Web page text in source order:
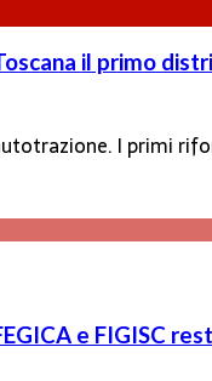
il primo
I primi
e FIGISC